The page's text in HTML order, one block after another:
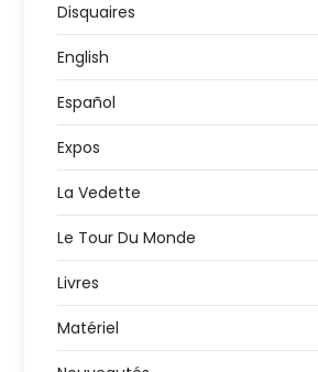
Disquaires
English
Español
Expos
La Vedette
Le Tour Du Monde
Livres
Matériel